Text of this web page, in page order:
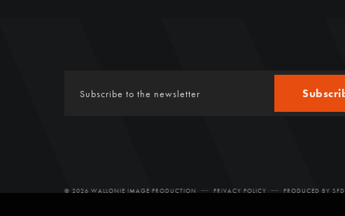
© 2026 WALLONIE IMAGE PRODUCTION PRIVACY POLICY PRODUCED BY SFD